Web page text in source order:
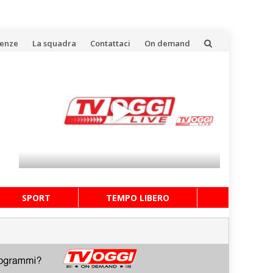
La squadra Contattaci On demand
SPORT TEMPO LIBERO